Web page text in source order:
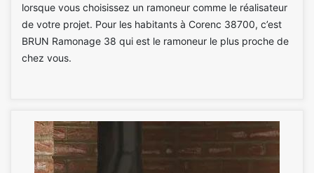
lorsque vous choisissez un ramoneur comme le réalisateur
de votre projet. Pour les habitants à Corenc 38700, c’est
BRUN Ramonage 38 qui est le ramoneur le plus proche de
chez vous.